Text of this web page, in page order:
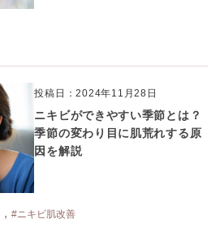
投稿日：2024年11月28日
ニキビができやすい季節とは？
季節の変わり目に肌荒れする原
因を解説
, #ニキビ肌改善